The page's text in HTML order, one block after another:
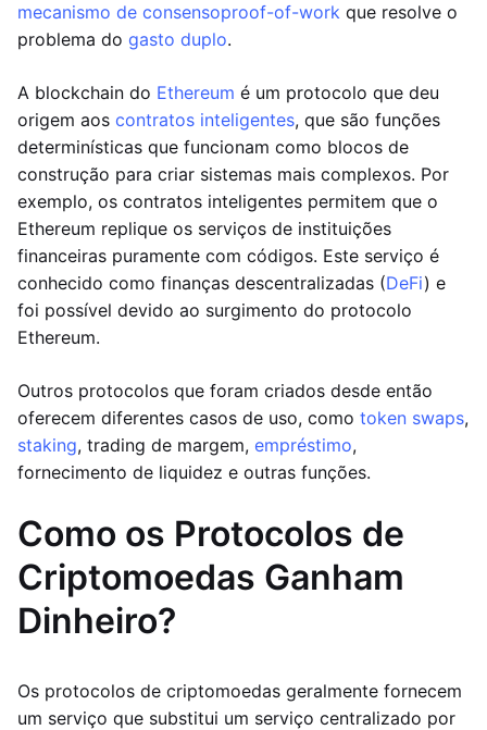
mecanismo de consensoproof-of-work que resolve o
problema do gasto duplo.
A blockchain do Ethereum é um protocolo que deu
origem aos contratos inteligentes, que são funções
determinísticas que funcionam como blocos de
construção para criar sistemas mais complexos. Por
exemplo, os contratos inteligentes permitem que o
Ethereum replique os serviços de instituições
financeiras puramente com códigos. Este serviço é
conhecido como finanças descentralizadas (DeFi) e
foi possível devido ao surgimento do protocolo
Ethereum.
Outros protocolos que foram criados desde então
oferecem diferentes casos de uso, como token swaps,
staking, trading de margem, empréstimo,
fornecimento de liquidez e outras funções.
Como os Protocolos de
Criptomoedas Ganham
Dinheiro?
Os protocolos de criptomoedas geralmente fornecem
um serviço que substitui um serviço centralizado por